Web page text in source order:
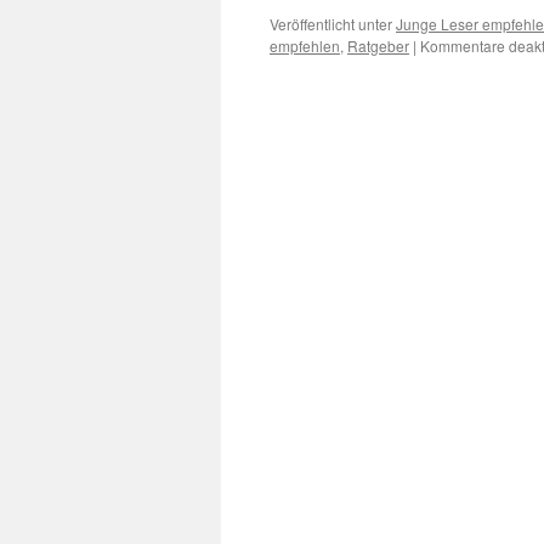
Veröffentlicht unterJunge Leser
empfehlen, Ratgeber | Kommentare